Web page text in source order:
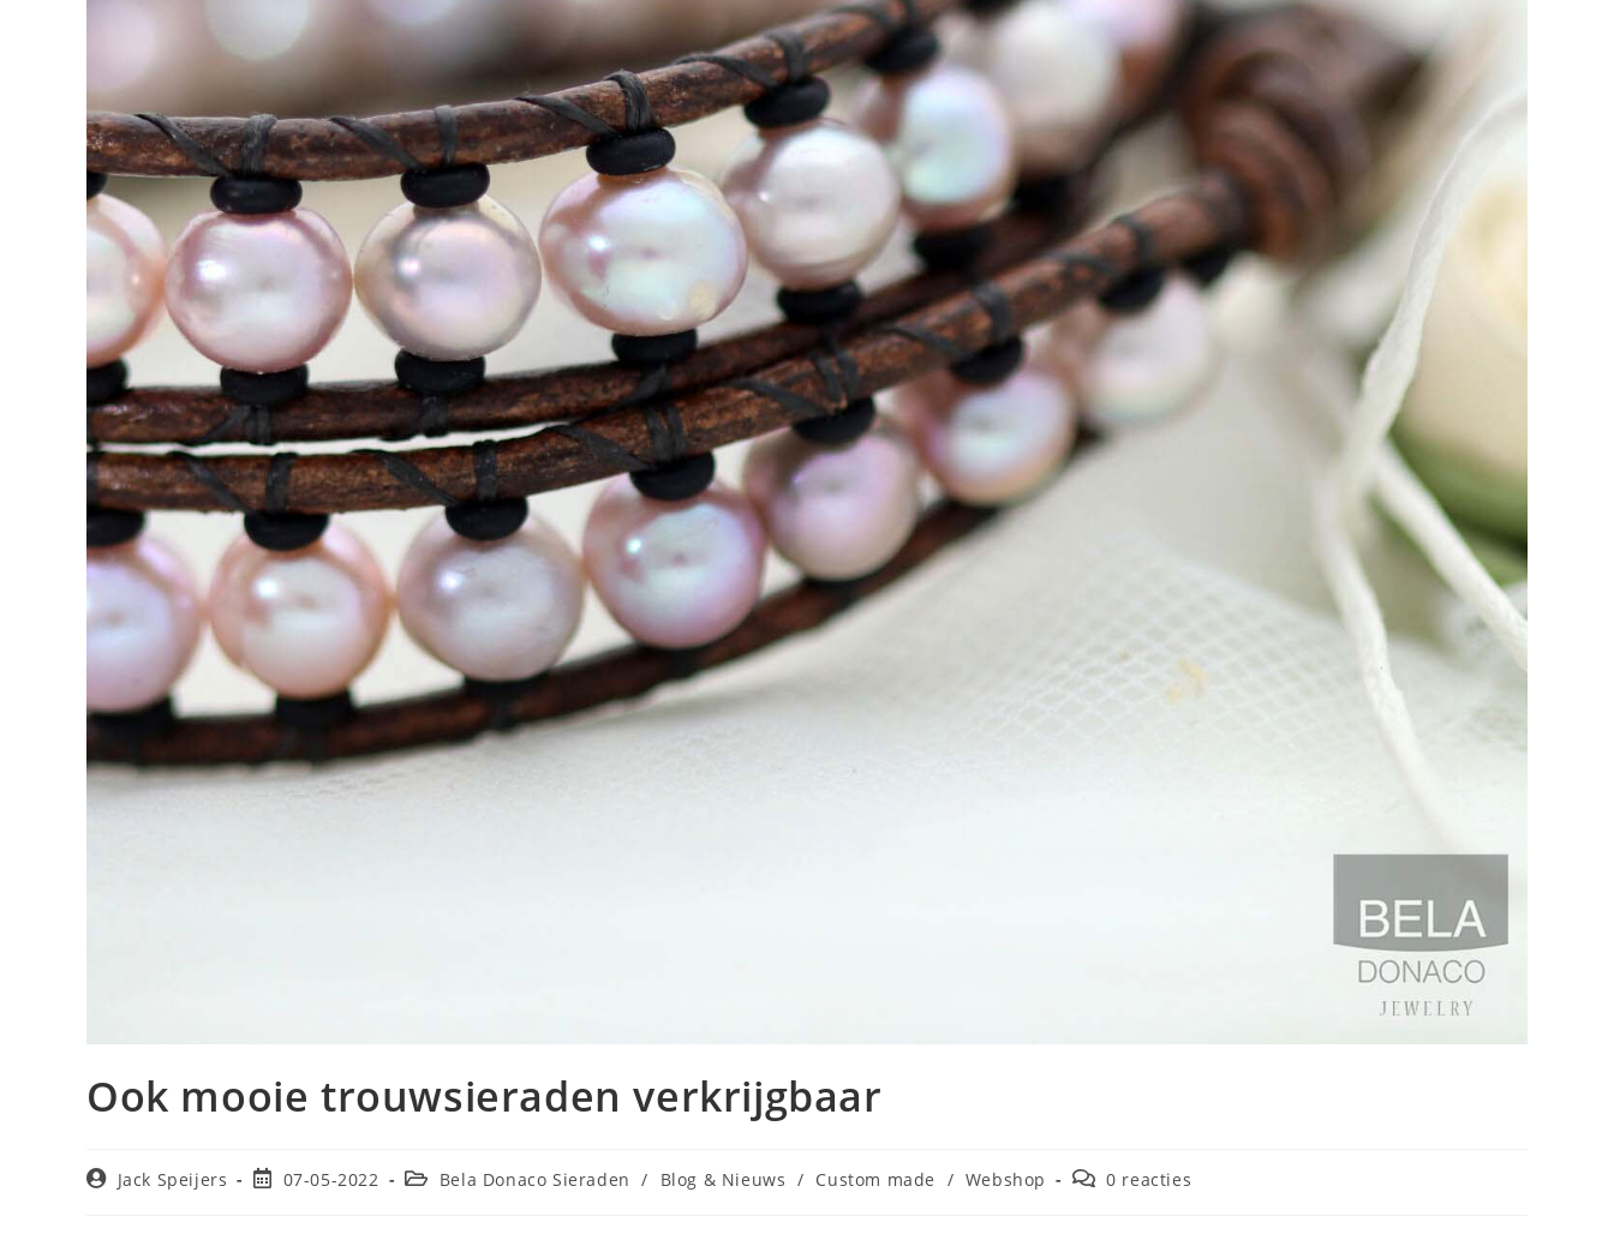
Ook mooie trouwsieraden verkrijgbaar
Jack Speijers 07-05-2022 Bela Donaco Sieraden / Blog & Nieuws / Custom made / Webshop 0 reacties